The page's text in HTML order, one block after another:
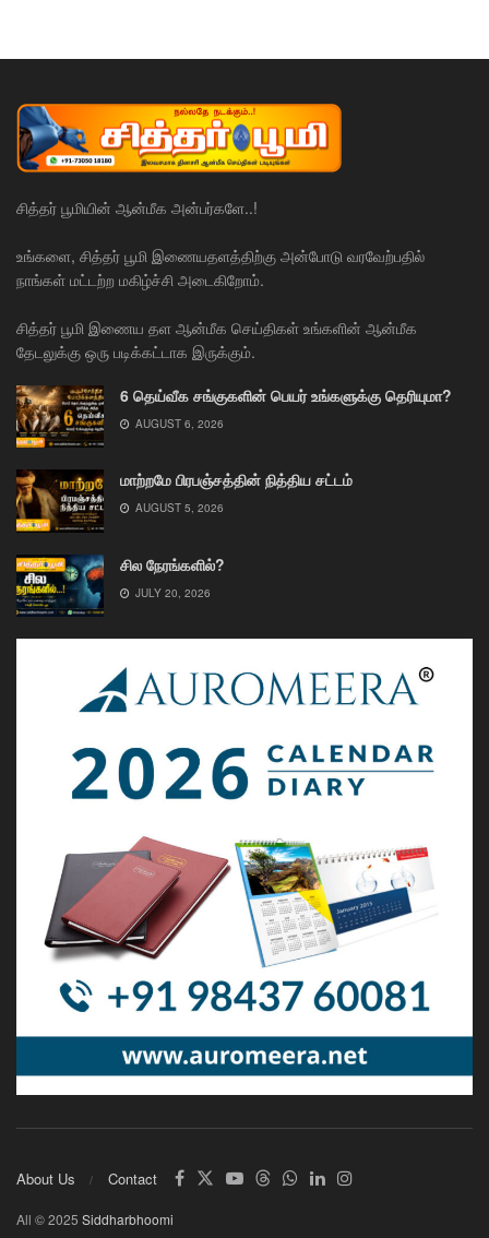
சித்தர் பூமியின் ஆன்மீக அன்பர்களே..!
உங்களை, சித்தர் பூமி இணையதளத்திற்கு அன்போடு வரவேற்பதில்
நாங்கள் மட்டற்ற மகிழ்ச்சி அடைகிறோம்.
சித்தர் பூமி இணைய தள ஆன்மீக செய்திகள் உங்களின் ஆன்மீக
தேடலுக்கு ஒரு படிக்கட்டாக இருக்கும்.
6 தெய்வீக சங்குகளின் பெயர் உங்களுக்கு தெரியுமா?
AUGUST 6, 2026
மாற்றமே பிரபஞ்சத்தின் நித்திய சட்டம்
AUGUST 5, 2026
சில நேரங்களில்?
JULY 20, 2026
About Us Contact
All © 2025 Siddharbhoomi